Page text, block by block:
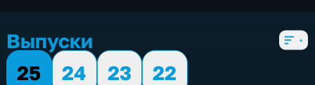
Выпуски
25
24 23
22